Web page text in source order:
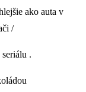
ako auta v
/
.